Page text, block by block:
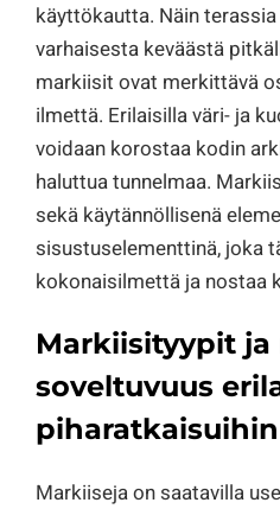
käyttökautta. Näin
varhaisesta keväästä
markiisit ovat merkittävä
ilmettä. Erilaisilla väri- ja
voidaan korostaa kodin
haluttua tunnelmaa.
sekä käytännöllisenä
sisustuselementtinä, joka
kokonaisilmettä ja nostaa
Markiisityypit ja
soveltuvuus
piharatkaisuihin
Markiiseja on saatavilla